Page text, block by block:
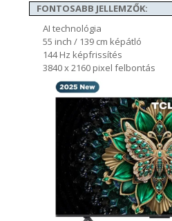
FONTOSABB JELLEMZŐK:
AI technológia
55 inch / 139 cm képátló
144 Hz képfrissítés
3840 x 2160 pixel felbontás